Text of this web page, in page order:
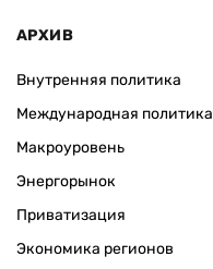
АРХИВ
Внутренняя политика
Международная политика
Макроуровень
Энергорынок
Приватизация
Экономика регионов